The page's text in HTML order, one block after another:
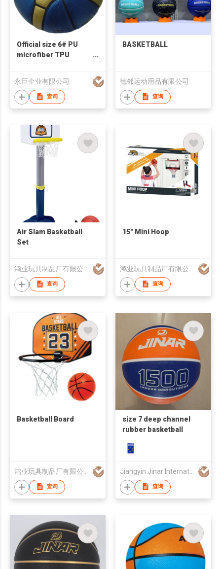
Official size 6# PU
microfiber TPU
永巨企业有限公司
查询
BASKETBALL
德邻运动用品有限公司
查询
Air Slam Basketball
Set
查询
15" Mini Hoop
查询
Basketball Board
查询
size 7 deep channel
rubber basketball
Jiangyin Jinar International Corp
查询